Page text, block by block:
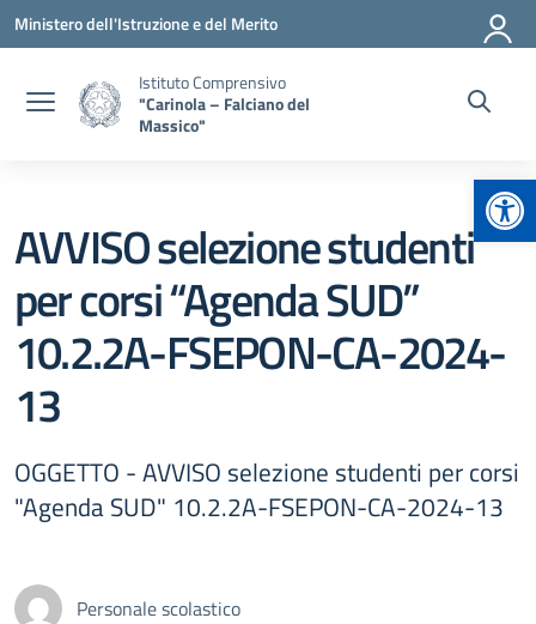
Vai ai contenuti
Vai al menu di navigazione
Vai al footer
Ministero dell'Istruzione e del Merito
Istituto Comprensivo
"Carinola – Falciano del
Massico"
AVVISO selezione studenti
per corsi “Agenda SUD”
10.2.2A-FSEPON-CA-2024-
13
OGGETTO - AVVISO selezione studenti per corsi
"Agenda SUD" 10.2.2A-FSEPON-CA-2024-13
Personale scolastico